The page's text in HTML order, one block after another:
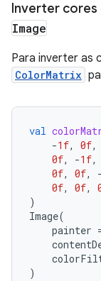
Inverter cores
Image
Para inverter as
ColorMatrix
val
-1f, 0f,
0f, -1f,
0f, 0f, -
0f, 0f,
)
Image(
painter
)